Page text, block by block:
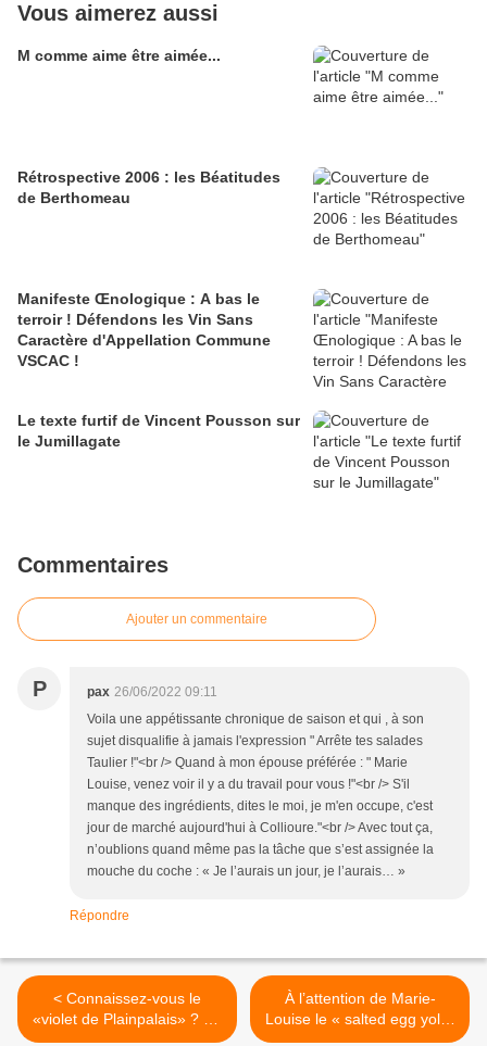
Vous aimerez aussi
M comme aime être aimée...
Rétrospective 2006 : les Béatitudes
de Berthomeau
Manifeste Œnologique : A bas le
terroir ! Défendons les Vin Sans
Caractère d'Appellation Commune
VSCAC !
Le texte furtif de Vincent Pousson sur
le Jumillagate
Commentaires
Ajouter un commentaire
P pax 26/06/2022 09:11
Voila une appétissante chronique de saison et qui , à son
sujet disqualifie à jamais l'expression " Arrête tes salades
Taulier !"<br /> Quand à mon épouse préférée : " Marie
Louise, venez voir il y a du travail pour vous !"<br /> S'il
manque des ingrédients, dites le moi, je m'en occupe, c'est
jour de marché aujourd'hui à Collioure."<br /> Avec tout ça,
n’oublions quand même pas la tâche que s’est assignée la
mouche du coche : « Je l’aurais un jour, je l’aurais… »
Répondre
< Connaissez-vous le
«violet de Plainpalais» ? Un
légume doux, délicat,
À l’attention de Marie-
Louise le « salted egg yolks
» pour la pasta de PAX pour